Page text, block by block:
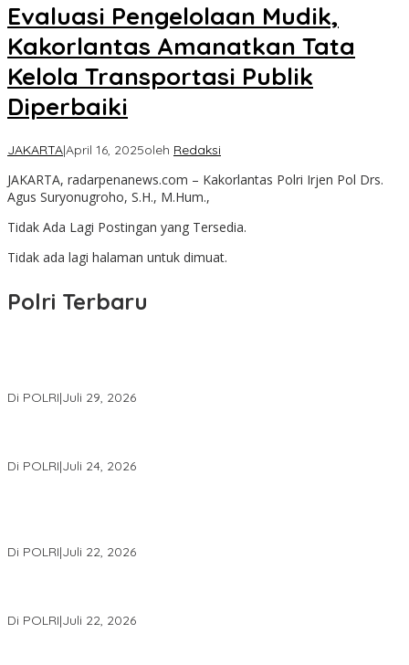
Evaluasi Pengelolaan Mudik,
Kakorlantas Amanatkan Tata
Kelola Transportasi Publik
Diperbaiki
JAKARTA|April 16, 2025oleh Redaksi
JAKARTA, radarpenanews.com – Kakorlantas Polri Irjen Pol Drs.
Agus Suryonugroho, S.H., M.Hum.,
Tidak Ada Lagi Postingan yang Tersedia.
Tidak ada lagi halaman untuk dimuat.
Polri Terbaru
Di POLRI|Juli 29, 2026
Di POLRI|Juli 24, 2026
Di POLRI|Juli 22, 2026
Di POLRI|Juli 22, 2026